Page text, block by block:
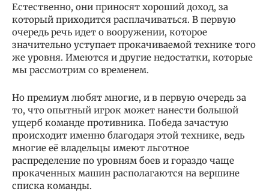
Естественно, они приносят хороший доход, за
который приходится расплачиваться. В первую
очередь речь идет о вооружении, которое
значительно уступает прокачиваемой технике того
же уровня. Имеются и другие недостатки, которые
мы рассмотрим со временем.
Но премиум любят многие, и в первую очередь за
то, что опытный игрок может нанести большой
ущерб команде противника. Победа зачастую
происходит именно благодаря этой технике, ведь
многие её владельцы имеют льготное
распределение по уровням боев и гораздо чаще
прокаченных машин располагаются на вершине
списка команды.